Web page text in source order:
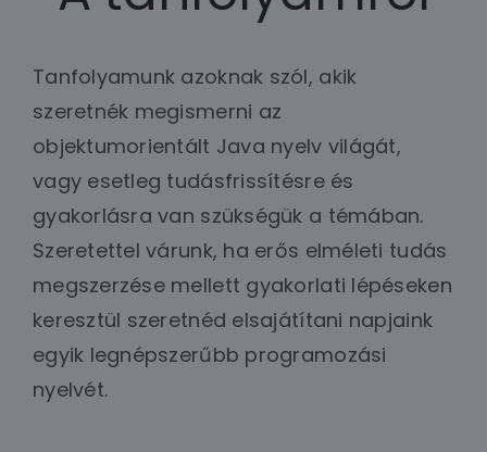
Tanfolyamunk azoknak szól, akik
szeretnék megismerni az
objektumorientált Java nyelv világát,
vagy esetleg tudásfrissítésre és
gyakorlásra van szükségük a témában.
Szeretettel várunk, ha erős elméleti tudás
megszerzése mellett gyakorlati lépéseken
keresztül szeretnéd elsajátítani napjaink
egyik legnépszerűbb programozási
nyelvét.